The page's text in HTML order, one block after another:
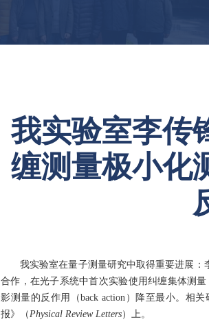
我实验室李传
缠测量极小化
我实验室在量子测量研究中取得重要进展
合作，在光子系统中首次实验使用纠缠集体测量
影测量的反作用（back action）降至最小。相
报》（Physical Review Letters）上。